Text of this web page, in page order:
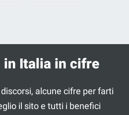
in Italia in cifre
alcune cifre per farti
il sito e tutti i benefici